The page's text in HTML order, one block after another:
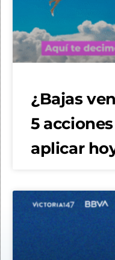
¿Bajas
5
aplicar